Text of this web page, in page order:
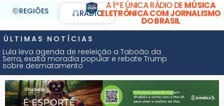
REGIÕES RÁDIO
A 1ª E ÚNICA RÁDIO DEMÚSICA
ELETRÔNICA COM JORNALISMO
DO BRASIL
ÚLTIMAS NOTÍCIAS
Lula leva agenda de reeleição a Taboão da
Serra, exalta moradia popular e rebate Trump
sobre desmatamento